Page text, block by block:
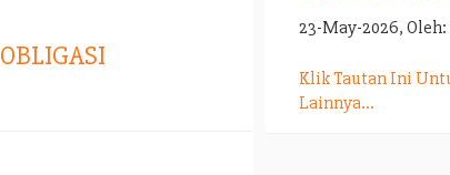
OBLIGASI
23-May-2026,
Klik Tautan Ini
Lainnya...